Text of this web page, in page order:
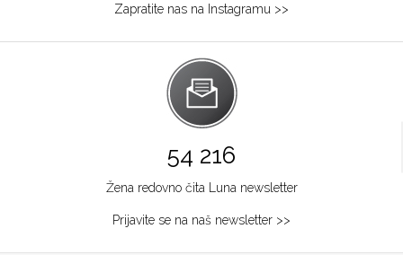
Zapratite nas na Instagramu >>
54 216
Žena redovno čita Luna newsletter
Prijavite se na naš newsletter >>